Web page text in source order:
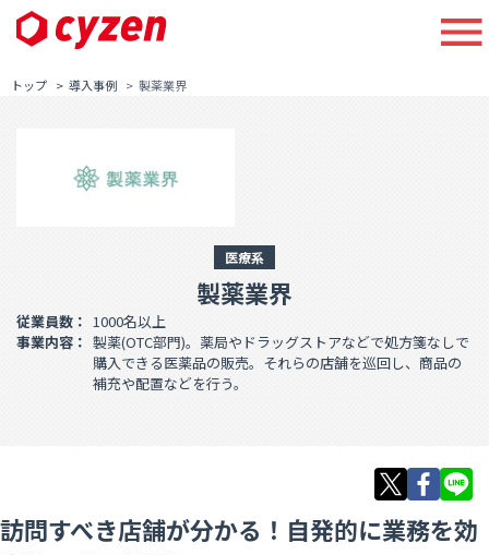
トップ 導入事例 製薬業界
医療系
製薬業界
従業員数： 1000名以上
事業内容： 製薬(OTC部門)。薬局やドラッグストアなどで処方箋なしで
購入できる医薬品の販売。 それらの店舗を巡回し、商品の
補充や配置などを行う。
訪問すべき店舗が分かる！自発的に業務を効